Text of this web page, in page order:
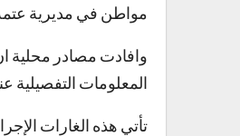
مواطن في مديرية
وافادت مصادر محلية
المعلومات التفصيلية
تأتي هذه الغارات